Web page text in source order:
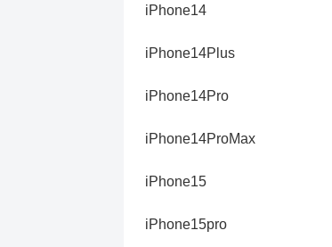
iPhone14
iPhone14Plus
iPhone14Pro
iPhone14ProMax
iPhone15
iPhone15pro